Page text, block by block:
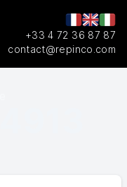
+33 4 72 36 87 87
contact@repinco.com